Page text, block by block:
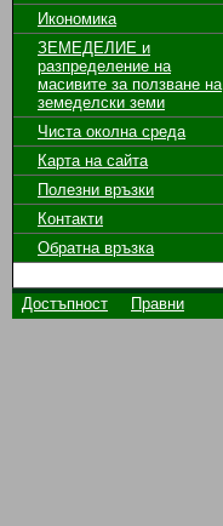
Икономика
ЗЕМЕДЕЛИЕ и
разпределение на
масивите за ползване на
земeделски земи
Чиста околна среда
Карта на сайта
Полезни връзки
Контакти
Обратна връзка
Достъпност Правни